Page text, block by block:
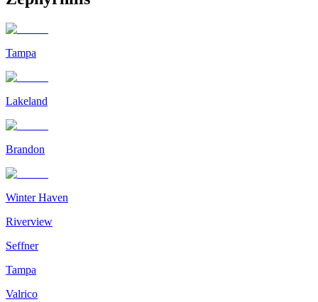
Tampa
Lakeland
Brandon
Winter Haven
Riverview
Seffner
Tampa
Valrico